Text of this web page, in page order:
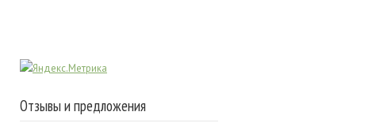
Отзывы и предложения